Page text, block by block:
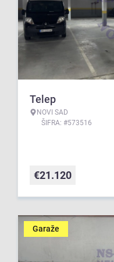
Telep
NOVI SAD
ŠIFRA: #573516
€21.120
Garaže